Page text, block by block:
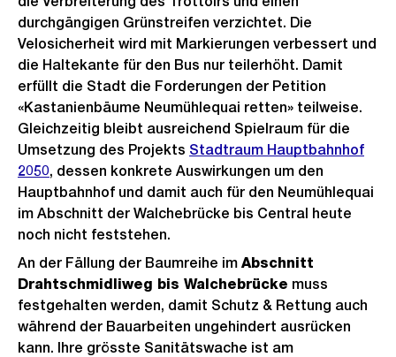
durchgängigen Grünstreifen verzichtet. Die
Velosicherheit wird mit Markierungen verbessert und
die Haltekante für den Bus nur teilerhöht. Damit
erfüllt die Stadt die Forderungen der Petition
«Kastanienbäume Neumühlequai retten» teilweise.
Gleichzeitig bleibt ausreichend Spielraum für die
Umsetzung des Projekts Stadtraum Hauptbahnhof
2050, dessen konkrete Auswirkungen um den
Hauptbahnhof und damit auch für den Neumühlequai
im Abschnitt der Walchebrücke bis Central heute
noch nicht feststehen.
An der Fällung der Baumreihe im Abschnitt
Drahtschmidliweg bis Walchebrücke muss
festgehalten werden, damit Schutz & Rettung auch
während der Bauarbeiten ungehindert ausrücken
kann. Ihre grösste Sanitätswache ist am